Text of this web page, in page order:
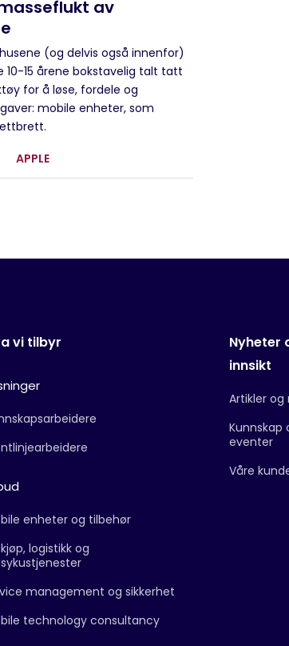
av
(og delvis også innenfor)
10-15 årene bokstavelig talt tatt
for å løse, fordele og
mobile enheter, som
APPLE
vi tilbyr
enheter og tilbehør
logistikk og
management og sikkerhet
technology consultancy
Nyheter
innsikt
Artikler
Kunnskap
eventer
Våre